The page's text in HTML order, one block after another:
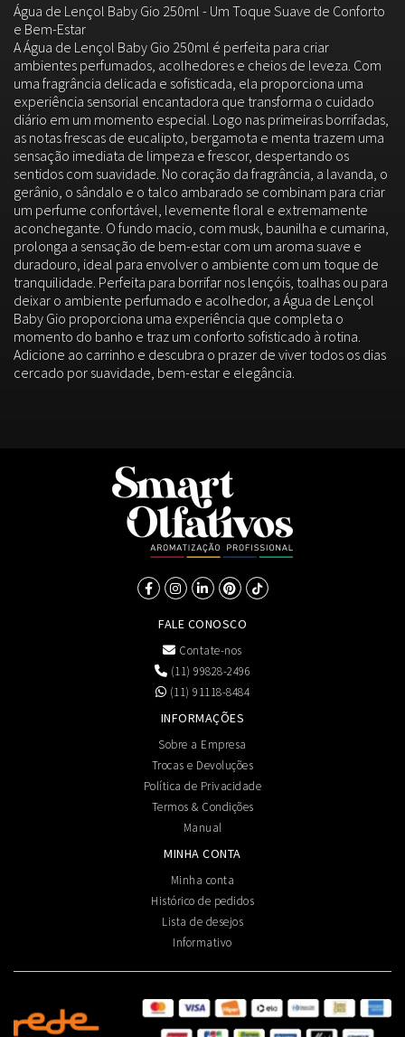
Água de Lençol Baby Gio 250ml - Um Toque Suave de Conforto
e Bem-Estar
A Água de Lençol Baby Gio 250ml é perfeita para criar
ambientes perfumados, acolhedores e cheios de leveza. Com
uma fragrância delicada e sofisticada, ela proporciona uma
experiência sensorial encantadora que transforma o cuidado
diário em um momento especial. Logo nas primeiras borrifadas,
as notas frescas de eucalipto, bergamota e menta trazem uma
sensação imediata de limpeza e frescor, despertando os
sentidos com suavidade. No coração da fragrância, a lavanda, o
gerânio, o sândalo e o talco ambarado se combinam para criar
um perfume confortável, levemente floral e extremamente
aconchegante. O fundo macio, com musk, baunilha e cumarina,
prolonga a sensação de bem-estar com um aroma suave e
duradouro, ideal para envolver o ambiente com um toque de
tranquilidade. Perfeita para borrifar nos lençóis, toalhas ou para
deixar o ambiente perfumado e acolhedor, a Água de Lençol
Baby Gio proporciona uma experiência que completa o
momento do banho e traz um conforto sofisticado à rotina.
Adicione ao carrinho e descubra o prazer de viver todos os dias
cercado por suavidade, bem-estar e elegância.
FALE CONOSCO
Contate-nos
(11) 99828-2496
(11) 91118-8484
INFORMAÇÕES
Sobre a Empresa
Trocas e Devoluções
Política de Privacidade
Termos & Condições
Manual
MINHA CONTA
Minha conta
Histórico de pedidos
Lista de desejos
Informativo